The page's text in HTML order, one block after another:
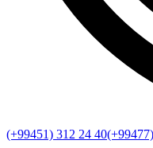
(+99451) 312 24 40